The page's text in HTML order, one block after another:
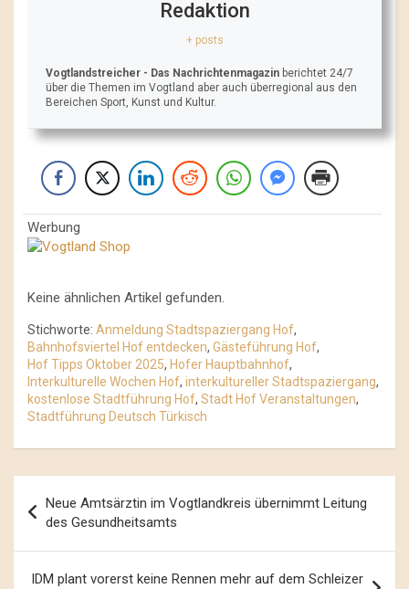
Redaktion
+ posts
Vogtlandstreicher - Das Nachrichtenmagazin berichtet 24/7
über die Themen im Vogtland aber auch überregional aus den
Bereichen Sport, Kunst und Kultur.
Werbung
Keine ähnlichen Artikel gefunden.
Stichworte: Anmeldung Stadtspaziergang Hof,
Bahnhofsviertel Hof entdecken, Gästeführung Hof,
Hof Tipps Oktober 2025, Hofer Hauptbahnhof,
Interkulturelle Wochen Hof, interkultureller Stadtspaziergang,
kostenlose Stadtführung Hof, Stadt Hof Veranstaltungen,
Stadtführung Deutsch Türkisch
Navigation
Neue Amtsärztin im Vogtlandkreis übernimmt Leitung
des Gesundheitsamts
IDM plant vorerst keine Rennen mehr auf dem Schleizer